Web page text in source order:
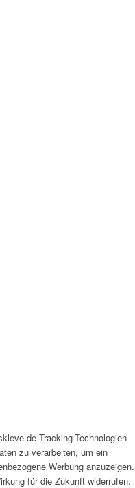
Tracking-Technologien
zu verarbeiten, um ein
Werbung anzuzeigen.
für die Zukunft widerrufen.